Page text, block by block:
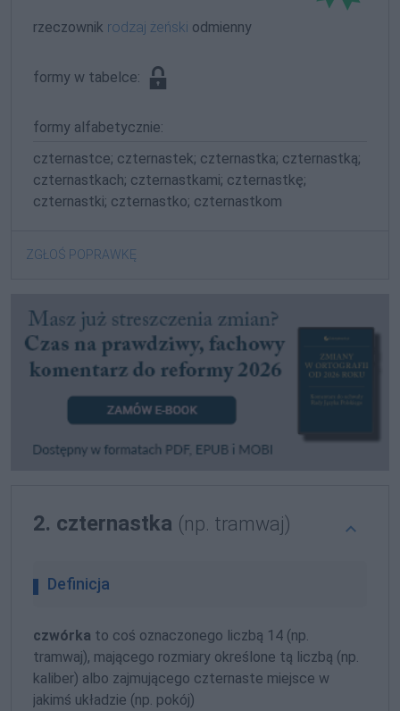
rzeczownik rodzaj żeński odmienny
formy w tabelce:
formy alfabetycznie:
czternastce; czternastek; czternastka; czternastką;
czternastkach; czternastkami; czternastkę;
czternastki; czternastko; czternastkom
ZGŁOŚ POPRAWKĘ
2. czternastka (np. tramwaj)
Definicja
czwórka to coś oznaczonego liczbą 14 (np.
tramwaj), mającego rozmiary określone tą liczbą (np.
kaliber) albo zajmującego czternaste miejsce w
jakimś układzie (np. pokój)